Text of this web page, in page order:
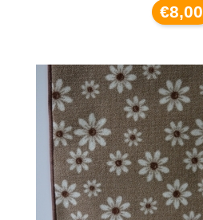
€8,00